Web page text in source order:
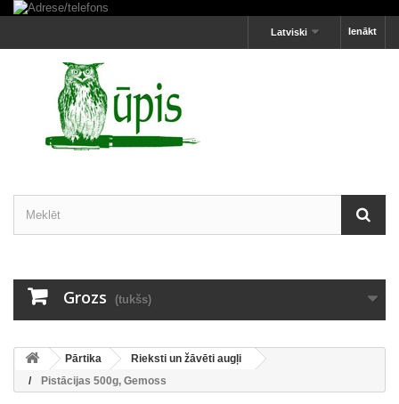
Ienākt
Latviski
Grozs (tukšs)
Pārtika
Rieksti un žāvēti augļi
Pistācijas 500g, Gemoss